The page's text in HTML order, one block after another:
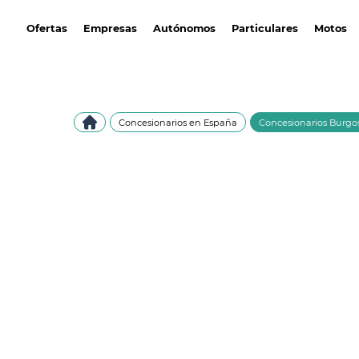
Ofertas Empresas Autónomos Particulares Motos
Concesionarios en España Concesionarios